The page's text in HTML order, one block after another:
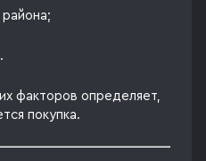
факторов определяет,
покупка.